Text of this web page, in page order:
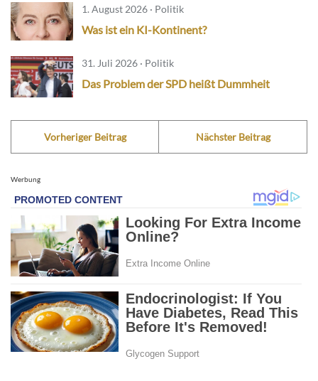
1. August 2026 · Politik
Was ist ein KI-Kontinent?
31. Juli 2026 · Politik
Das Problem der SPD heißt Dummheit
Vorheriger Beitrag Nächster Beitrag
Werbung